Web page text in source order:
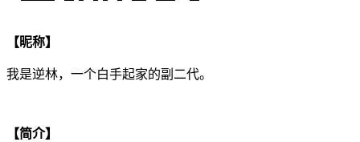
【昵称】
我是逆林，一个白手起家的副二代。
【简介】